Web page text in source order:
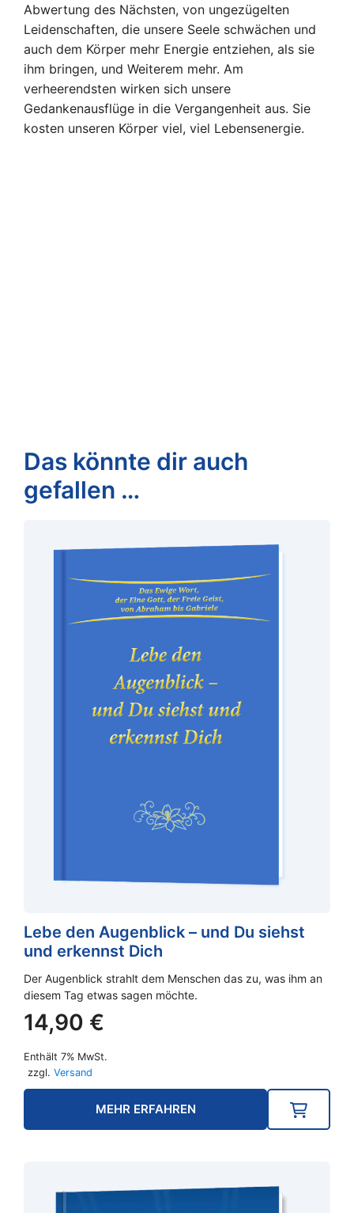
Abwertung des Nächsten, von ungezügelten
Leidenschaften, die unsere Seele schwächen und
auch dem Körper mehr Energie entziehen, als sie
ihm bringen, und Weiterem mehr. Am
verheerendsten wirken sich unsere
Gedankenausflüge in die Vergangenheit aus. Sie
kosten unseren Körper viel, viel Lebensenergie.
Das könnte dir auch
gefallen …
Lebe den Augenblick – und Du siehst
und erkennst Dich
Der Augenblick strahlt dem Menschen das zu, was ihm an
diesem Tag etwas sagen möchte.
14,90 €
Enthält 7% MwSt.
zzgl. Versand
MEHR ERFAHREN